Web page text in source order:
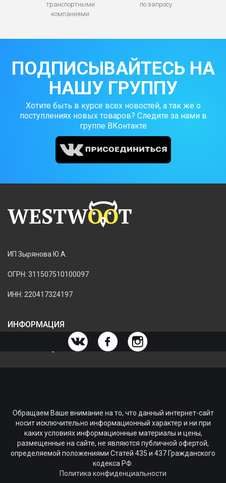
транспортными
компаниями
по запросу
ПОДПИСЫВАЙТЕСЬ НА
НАШУ ГРУППУ
Хотите быть в курсе всех новостей, а так же о
поступлениях новых товаров? Следите за нами в
группе ВКонтакте
ИП Зырянова Ю.А.
ОГРН: 311507510100097
ИНН: 220417324197
ИНФОРМАЦИЯ
ИНФОРМАЦИЯ О МАГАЗИНЕ
Обращаем Ваше внимание на то, что данный интернет-сайт
носит исключительно информационный характер и ни при
каких условиях информационные материалы и цены,
размещенные на сайте, не являются публичной офертой,
определяемой положениями Статей 435 и 437 Гражданского
кодекса РФ.
Политика конфиденциальности